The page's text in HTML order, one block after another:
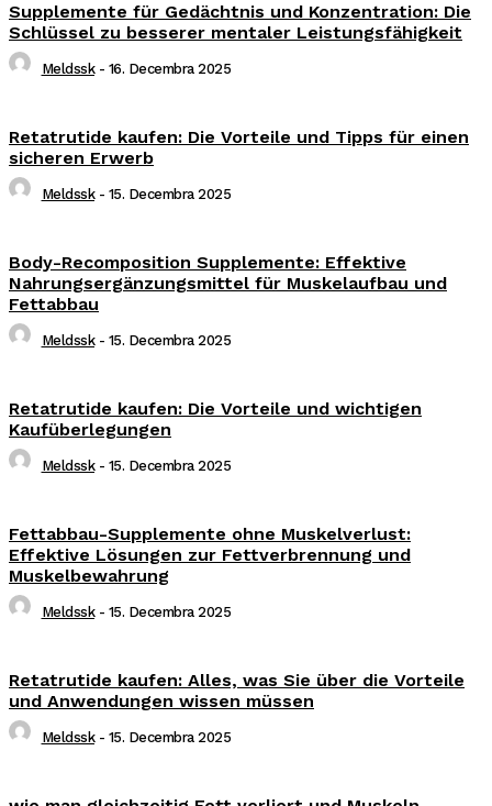
Supplemente für Gedächtnis und Konzentration: Die
Schlüssel zu besserer mentaler Leistungsfähigkeit
Meldssk - 16. Decembra 2025
Retatrutide kaufen: Die Vorteile und Tipps für einen
sicheren Erwerb
Meldssk - 15. Decembra 2025
Body-Recomposition Supplemente: Effektive
Nahrungsergänzungsmittel für Muskelaufbau und
Fettabbau
Meldssk - 15. Decembra 2025
Retatrutide kaufen: Die Vorteile und wichtigen
Kaufüberlegungen
Meldssk - 15. Decembra 2025
Fettabbau-Supplemente ohne Muskelverlust:
Effektive Lösungen zur Fettverbrennung und
Muskelbewahrung
Meldssk - 15. Decembra 2025
Retatrutide kaufen: Alles, was Sie über die Vorteile
und Anwendungen wissen müssen
Meldssk - 15. Decembra 2025